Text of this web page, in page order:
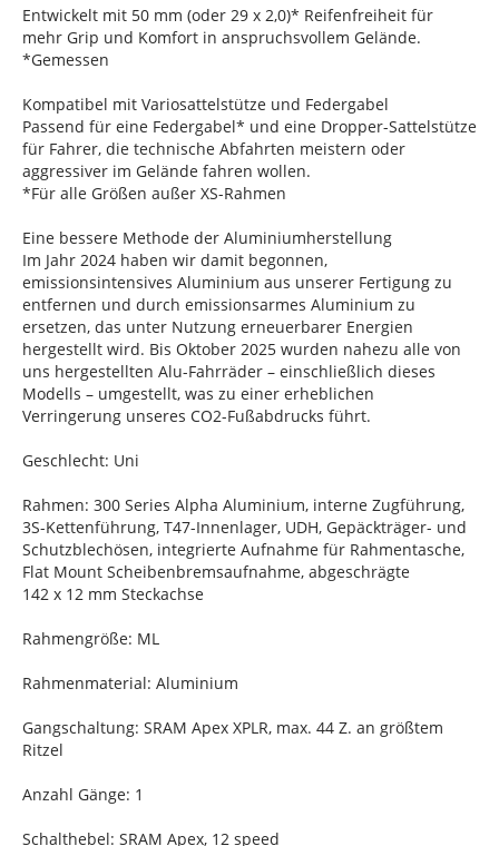
Entwickelt mit 50 mm (oder 29 x 2,0)* Reifenfreiheit für
mehr Grip und Komfort in anspruchsvollem Gelände.
*Gemessen
Kompatibel mit Variosattelstütze und Federgabel
Passend für eine Federgabel* und eine Dropper-Sattelstütze
für Fahrer, die technische Abfahrten meistern oder
aggressiver im Gelände fahren wollen.
*Für alle Größen außer XS-Rahmen
Eine bessere Methode der Aluminiumherstellung
Im Jahr 2024 haben wir damit begonnen,
emissionsintensives Aluminium aus unserer Fertigung zu
entfernen und durch emissionsarmes Aluminium zu
ersetzen, das unter Nutzung erneuerbarer Energien
hergestellt wird. Bis Oktober 2025 wurden nahezu alle von
uns hergestellten Alu-Fahrräder – einschließlich dieses
Modells – umgestellt, was zu einer erheblichen
Verringerung unseres CO2-Fußabdrucks führt.
Geschlecht: Uni
Rahmen: 300 Series Alpha Aluminium, interne Zugführung,
3S-Kettenführung, T47-Innenlager, UDH, Gepäckträger- und
Schutzblechösen, integrierte Aufnahme für Rahmentasche,
Flat Mount Scheibenbremsaufnahme, abgeschrägte
142 x 12 mm Steckachse
Rahmengröße: ML
Rahmenmaterial: Aluminium
Gangschaltung: SRAM Apex XPLR, max. 44 Z. an größtem
Ritzel
Anzahl Gänge: 1
Schalthebel: SRAM Apex, 12 speed